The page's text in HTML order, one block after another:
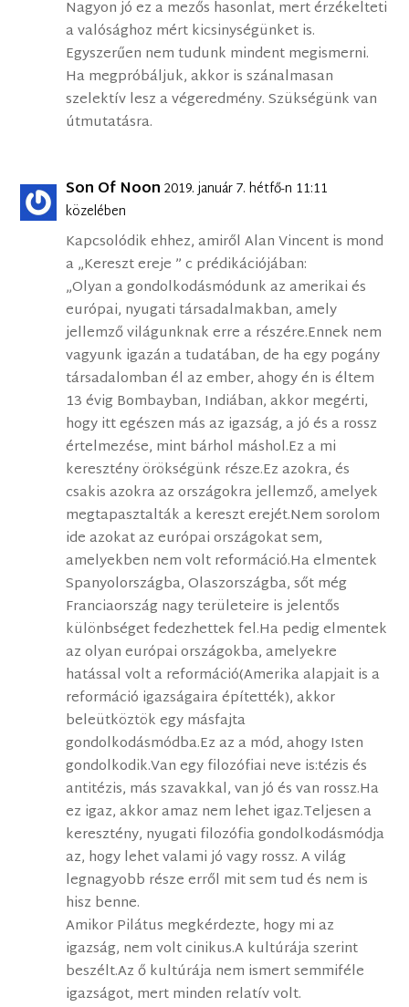
Nagyon jó ez a mezős hasonlat, mert érzékelteti
a valósághoz mért kicsinységünket is.
Egyszerűen nem tudunk mindent megismerni.
Ha megpróbáljuk, akkor is szánalmasan
szelektív lesz a végeredmény. Szükségünk van
útmutatásra.
Son Of Noon 2019. január 7. hétfő-n 11:11
közelében
Kapcsolódik ehhez, amiről Alan Vincent is mond
a „Kereszt ereje ” c prédikációjában:
„Olyan a gondolkodásmódunk az amerikai és
európai, nyugati társadalmakban, amely
jellemző világunknak erre a részére.Ennek nem
vagyunk igazán a tudatában, de ha egy pogány
társadalomban él az ember, ahogy én is éltem
13 évig Bombayban, Indiában, akkor megérti,
hogy itt egészen más az igazság, a jó és a rossz
értelmezése, mint bárhol máshol.Ez a mi
keresztény örökségünk része.Ez azokra, és
csakis azokra az országokra jellemző, amelyek
megtapasztalták a kereszt erejét.Nem sorolom
ide azokat az európai országokat sem,
amelyekben nem volt reformáció.Ha elmentek
Spanyolországba, Olaszországba, sőt még
Franciaország nagy területeire is jelentős
különbséget fedezhettek fel.Ha pedig elmentek
az olyan európai országokba, amelyekre
hatással volt a reformáció(Amerika alapjait is a
reformáció igazságaira építették), akkor
beleütköztök egy másfajta
gondolkodásmódba.Ez az a mód, ahogy Isten
gondolkodik.Van egy filozófiai neve is:tézis és
antitézis, más szavakkal, van jó és van rossz.Ha
ez igaz, akkor amaz nem lehet igaz.Teljesen a
keresztény, nyugati filozófia gondolkodásmódja
az, hogy lehet valami jó vagy rossz. A világ
legnagyobb része erről mit sem tud és nem is
hisz benne.
Amikor Pilátus megkérdezte, hogy mi az
igazság, nem volt cinikus.A kultúrája szerint
beszélt.Az ő kultúrája nem ismert semmiféle
igazságot, mert minden relatív volt.